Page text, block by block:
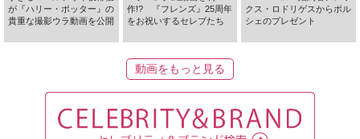
が『ハリー・ポッター』の
貴重な撮影ウラ動画を公開
作!? 『フレンズ』25周年
をお祝いするセレブたち
クス・ロドリゲスからポル
シェのプレゼント
動画をもっと見る